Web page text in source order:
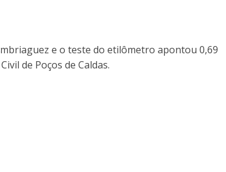
e o teste do etilômetro apontou 0,69
de Poços de Caldas.